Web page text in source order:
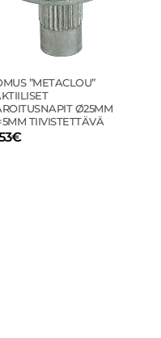
”METACLOU”
Ø25MM
TIIVISTETTÄVÄ
€